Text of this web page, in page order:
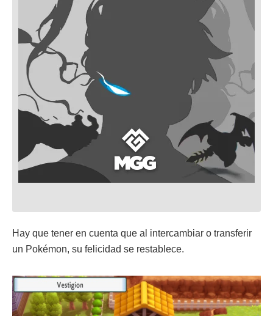
Hay que tener en cuenta que al intercambiar o transferir
un Pokémon, su felicidad se restablece.